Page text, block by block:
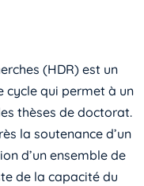
(HDR) est un
qui permet à un
thèses de doctorat.
la soutenance d’un
d’un ensemble de
de la capacité du